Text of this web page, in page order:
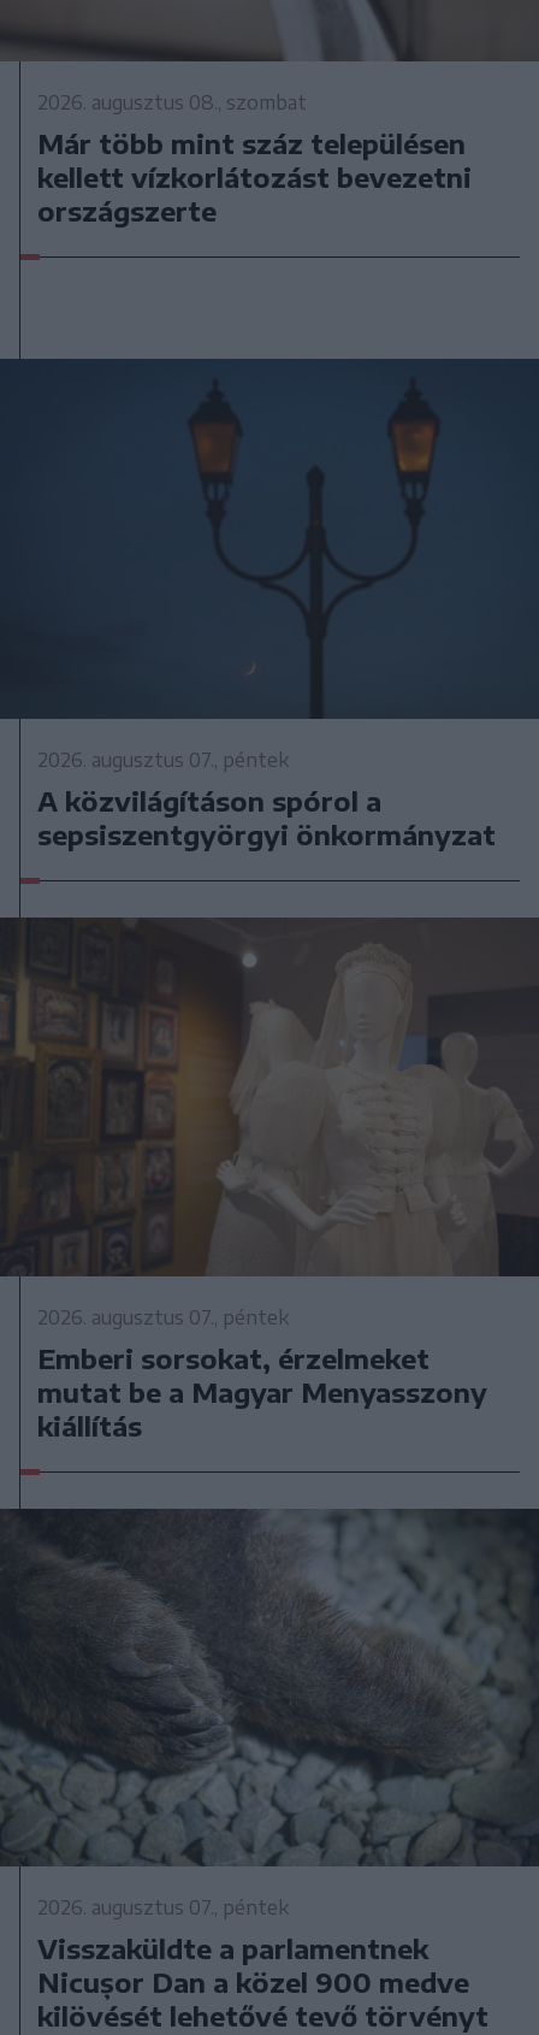
2026. augusztus 08., szombat
Már több mint száz településen
kellett vízkorlátozást bevezetni
országszerte
2026. augusztus 07., péntek
A közvilágításon spórol a
sepsiszentgyörgyi önkormányzat
2026. augusztus 07., péntek
Emberi sorsokat, érzelmeket
mutat be a Magyar Menyasszony
kiállítás
2026. augusztus 07., péntek
Visszaküldte a parlamentnek
Nicușor Dan a közel 900 medve
kilövését lehetővé tevő törvényt